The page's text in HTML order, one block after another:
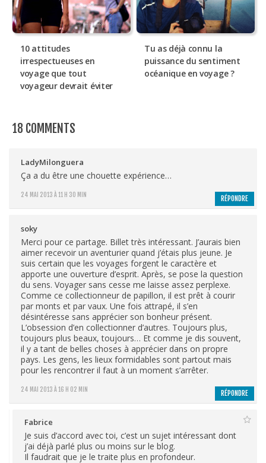
10 attitudes
irrespectueuses en
voyage que tout
voyageur devrait éviter
Tu as déjà connu la
puissance du sentiment
océanique en voyage ?
18 COMMENTS
LadyMilonguera
24 MAI 2013 À 11 H 30 MIN
Ça a du être une chouette expérience…
RÉPONDRE
soky
24 MAI 2013 À 16 H 02 MIN
Merci pour ce partage. Billet très intéressant. J’aurais bien
aimer recevoir un aventurier quand j’étais plus jeune. Je
suis certain que les voyages forgent le caractère et
apporte une ouverture d’esprit. Après, se pose la question
du sens. Voyager sans cesse me laisse assez perplexe.
Comme ce collectionneur de papillon, il est prêt à courir
par monts et par vaux. Une fois attrapé, il s’en
désintéresse sans apprécier son bonheur présent.
L’obsession d’en collectionner d’autres. Toujours plus,
toujours plus beaux, toujours… Et comme je dis souvent,
il y a tant de belles choses à apprécier dans on propre
pays. Les gens, les lieux formidables sont partout mais
pour les rencontrer il faut à un moment s’arrêter.
RÉPONDRE
Fabrice
Je suis d’accord avec toi, c’est un sujet intéressant dont
j’ai déjà parlé plus ou moins sur le blog.
Il faudrait que je le traite plus en profondeur.